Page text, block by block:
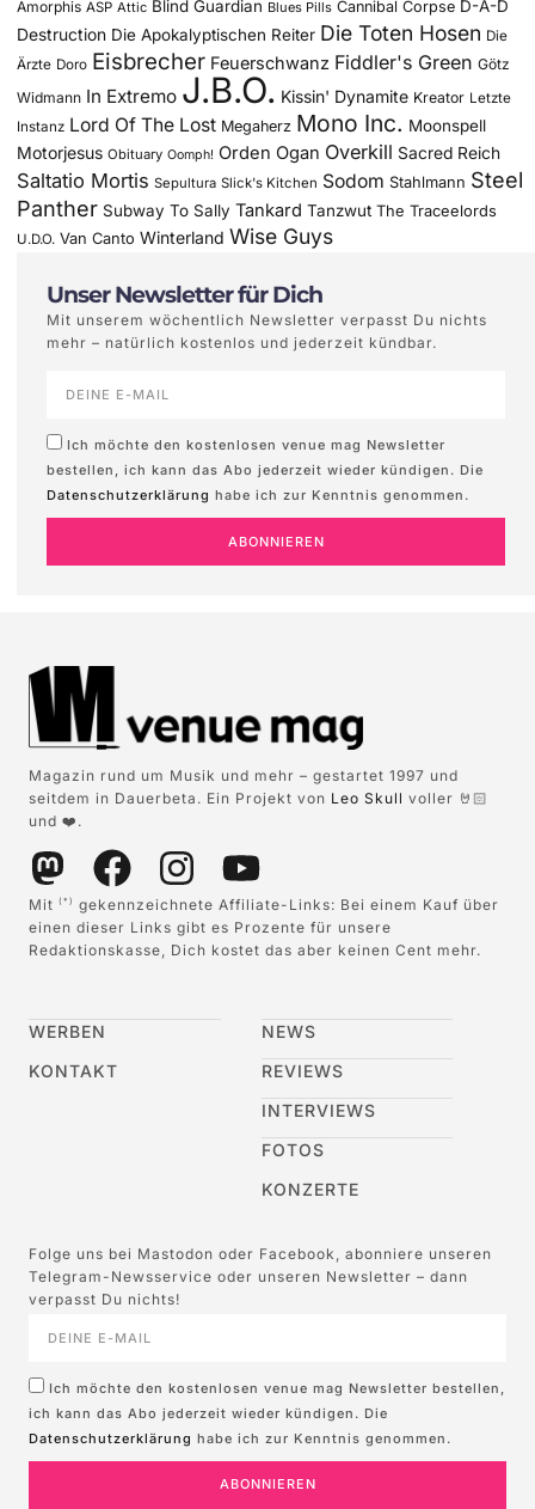
Amorphis ASP Attic Blind Guardian Blues Pills Cannibal Corpse D-A-D
Destruction Die Apokalyptischen Reiter Die Toten Hosen Die
Ärzte Doro Eisbrecher Feuerschwanz Fiddler's Green Götz
Widmann In Extremo J.B.O. Kissin' Dynamite Kreator Letzte
Instanz Lord Of The Lost Megaherz Mono Inc. Moonspell
Motorjesus Obituary Oomph! Orden Ogan Overkill Sacred Reich
Saltatio Mortis Sepultura Slick's Kitchen Sodom Stahlmann Steel
Panther Subway To Sally Tankard Tanzwut The Traceelords
U.D.O. Van Canto Winterland Wise Guys
Unser Newsletter für Dich
Mit unserem wöchentlich Newsletter verpasst Du nichts
mehr – natürlich kostenlos und jederzeit kündbar.
Ich möchte den kostenlosen venue mag Newsletter
bestellen, ich kann das Abo jederzeit wieder kündigen. Die
Datenschutzerklärung habe ich zur Kenntnis genommen.
ABONNIEREN
Magazin rund um Musik und mehr – gestartet 1997 und
seitdem in Dauerbeta. Ein Projekt von Leo Skull voller 🤘🏻
und ❤️.
Mit (*)
gekennzeichnete Affiliate-Links: Bei einem Kauf über
einen dieser Links gibt es Prozente für unsere
Redaktionskasse, Dich kostet das aber keinen Cent mehr.
WERBEN
KONTAKT
NEWS
REVIEWS
INTERVIEWS
FOTOS
KONZERTE
Folge uns bei Mastodon oder Facebook, abonniere unseren
Telegram-Newsservice oder unseren Newsletter – dann
verpasst Du nichts!
Ich möchte den kostenlosen venue mag Newsletter bestellen,
ich kann das Abo jederzeit wieder kündigen. Die
Datenschutzerklärung habe ich zur Kenntnis genommen.
ABONNIEREN